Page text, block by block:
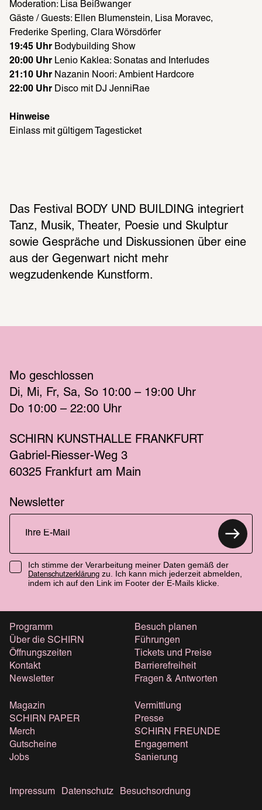
Moderation: Lisa Beißwanger
Gäste / Guests: Ellen Blumenstein, Lisa Moravec,
Frederike Sperling, Clara Wörsdörfer
19:45 Uhr Bodybuilding Show
20:00 Uhr Lenio Kaklea: Sonatas and Interludes
21:10 Uhr Nazanin Noori: Ambient Hardcore
22:00 Uhr Disco mit DJ JenniRae
Hinweise
Einlass mit gültigem Tagesticket
Das Festival BODY UND BUILDING integriert
Tanz, Musik, Theater, Poesie und Skulptur
sowie Gespräche und Diskussionen über eine
aus der Gegenwart nicht mehr
wegzudenkende Kunstform.
Mo geschlossen
Di
Mi Fr Sa So 10:00 – 19:00 Uhr
Do 10:00 – 22:00 Uhr
SCHIRN KUNSTHALLE FRANKFURT
Gabriel-Riesser-Weg 3
60325 Frankfurt am Main
Newsletter
Ich stimme der Verarbeitung meiner Daten gemäß der
Datenschutzerklärung zu. Ich kann mich jederzeit abmelden,
indem ich auf den Link im Footer der E-Mails klicke.
Programm
Über die SCHIRN
Öffnungszeiten
Kontakt
Newsletter
Besuch planen
Führungen
Tickets und Preise
Barrierefreiheit
Fragen & Antworten
Magazin
SCHIRN PAPER
Merch
Gutscheine
Jobs
Vermittlung
Presse
SCHIRN FREUNDE
Engagement
Sanierung
Impressum Datenschutz Besuchsordnung